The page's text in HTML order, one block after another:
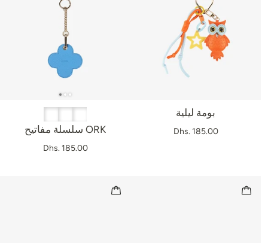
سلسلة مفاتيح ORK
Dhs. 185.00
بومة ليلية
Dhs. 185.00